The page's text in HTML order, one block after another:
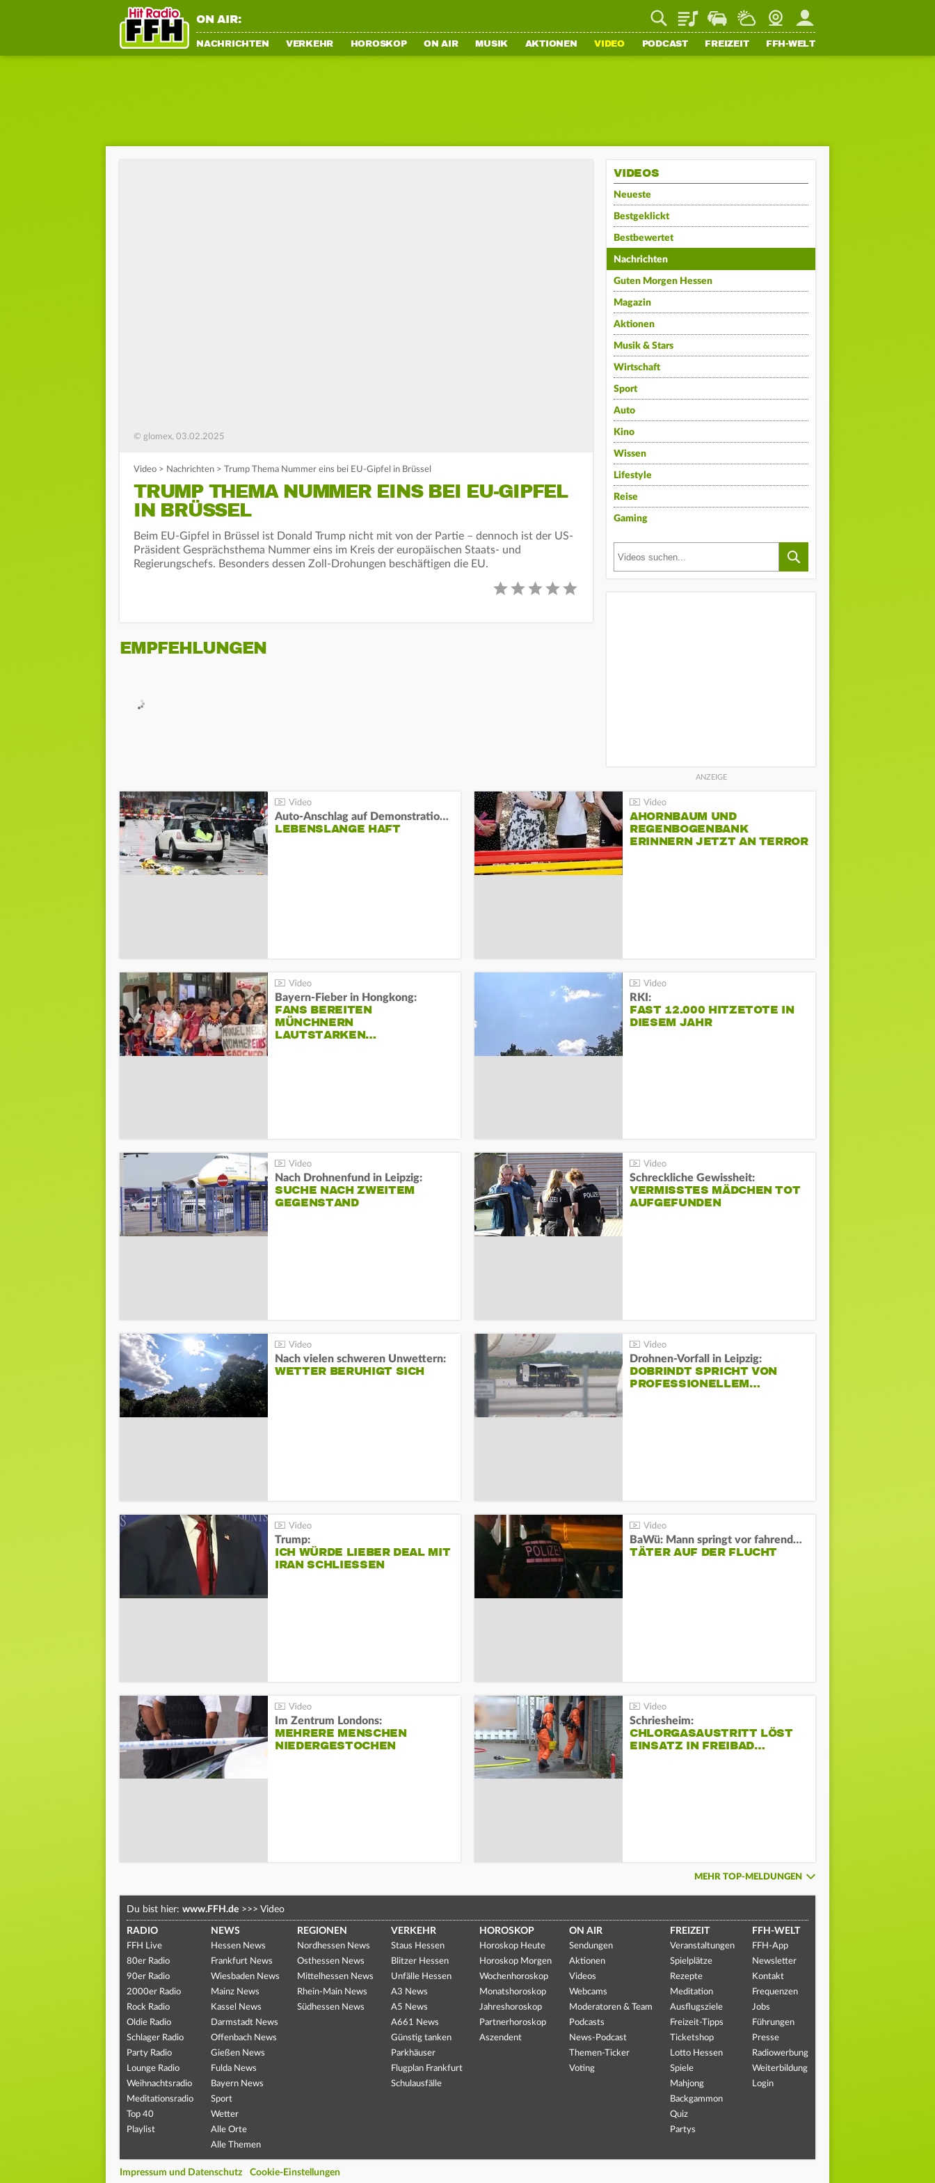
ON AIR: PlaylistStaupilotWetterWebcamMein FFH
NACHRICHTEN VERKEHR HOROSKOP ON AIR MUSIK AKTIONEN VIDEO PODCAST FREIZEIT FFH-WELT
© glomex, 03.02.2025
Video > Nachrichten > Trump Thema Nummer eins bei EU-Gipfel in Brüssel
TRUMP THEMA NUMMER EINS BEI EU-GIPFEL
IN BRÜSSEL
Beim EU-Gipfel in Brüssel ist Donald Trump nicht mit von der Partie – dennoch ist der US-
Präsident Gesprächsthema Nummer eins im Kreis der europäischen Staats- und
Regierungschefs. Besonders dessen Zoll-Drohungen beschäftigen die EU.
EMPFEHLUNGEN
VIDEOS
Neueste
Bestgeklickt
Bestbewertet
Nachrichten
Guten Morgen Hessen
Magazin
Aktionen
Musik & Stars
Wirtschaft
Sport
Auto
Kino
Wissen
Lifestyle
Reise
Gaming
Auto-Anschlag auf Demonstration in München:
LEBENSLANGE HAFT
AHORNBAUM UND
REGENBOGENBANK
ERINNERN JETZT AN TERROR
Bayern-Fieber in Hongkong:
FANS BEREITEN
MÜNCHNERN
LAUTSTARKEN…
RKI:
FAST 12.000 HITZETOTE IN
DIESEM JAHR
Nach Drohnenfund in Leipzig:
SUCHE NACH ZWEITEM
GEGENSTAND
Schreckliche Gewissheit:
VERMISSTES MÄDCHEN TOT
AUFGEFUNDEN
Nach vielen schweren Unwettern:
WETTER BERUHIGT SICH
Drohnen-Vorfall in Leipzig:
DOBRINDT SPRICHT VON
PROFESSIONELLEM…
Trump:
ICH WÜRDE LIEBER DEAL MIT
IRAN SCHLIESSEN
BaWü: Mann springt vor fahrendes Auto und schießt
TÄTER AUF DER FLUCHT
Im Zentrum Londons:
MEHRERE MENSCHEN
NIEDERGESTOCHEN
Schriesheim:
CHLORGASAUSTRITT LÖST
EINSATZ IN FREIBAD…
MEHR TOP-MELDUNGEN
Du bist hier: www.FFH.de >>> Video
RADIO
FFH Live
80er Radio
90er Radio
2000er Radio
Rock Radio
Oldie Radio
Schlager Radio
Party Radio
Lounge Radio
Weihnachtsradio
Meditationsradio
Top 40
Playlist
NEWS
Hessen News
Frankfurt News
Wiesbaden News
Mainz News
Kassel News
Darmstadt News
Offenbach News
Gießen News
Fulda News
Bayern News
Sport
Wetter
Alle Orte
Alle Themen
REGIONEN
Nordhessen News
Osthessen News
Mittelhessen News
Rhein-Main News
Südhessen News
VERKEHR
Staus Hessen
Blitzer Hessen
Unfälle Hessen
A3 News
A5 News
A661 News
Günstig tanken
Parkhäuser
Flugplan Frankfurt
Schulausfälle
HOROSKOP
Horoskop Heute
Horoskop Morgen
Wochenhoroskop
Monatshoroskop
Jahreshoroskop
Partnerhoroskop
Aszendent
ON AIR
Sendungen
Aktionen
Videos
Webcams
Moderatoren & Team
Podcasts
News-Podcast
Themen-Ticker
Voting
FREIZEIT
Veranstaltungen
Spielplätze
Rezepte
Meditation
Ausflugsziele
Freizeit-Tipps
Ticketshop
Lotto Hessen
Spiele
Mahjong
Backgammon
Quiz
Partys
FFH-WELT
FFH-App
Newsletter
Kontakt
Frequenzen
Jobs
Führungen
Presse
Radiowerbung
Weiterbildung
Login
Impressum und Datenschutz Cookie-Einstellungen